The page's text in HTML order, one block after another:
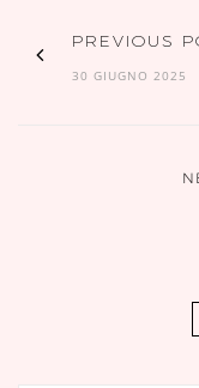
PREVIOUS
30 GIUGNO 2025